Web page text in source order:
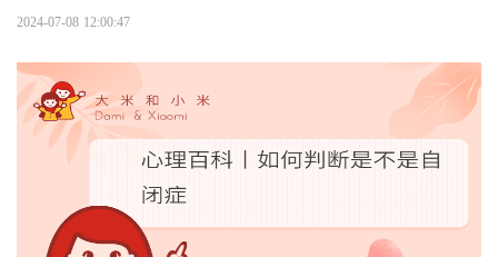
2024-07-08 12:00:47